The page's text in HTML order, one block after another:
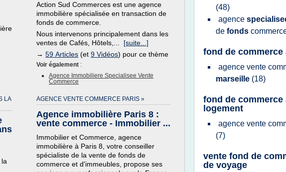
Action Sud Commerces est une agence
immobilière spécialisée en transaction de
fonds de commerce.
Nous intervenons principalement dans les
ventes de Cafés, Hôtels,... [suite...]
→ 59 Articles (et 9 Vidéos) pour ce thème
Voir également :
Agence Immobiliere Specialisee Vente
Commerce
LA
AGENCE VENTE COMMERCE PARIS »
Agence immobilière Paris 8 :
vente commerce - Immobilier ...
Immobilier et Commerce, agence
immobilière à Paris 8, votre conseiller
spécialiste de la vente de fonds de
commerce et d'immeubles, propose ses
(48)
agence
de fonds
fond de commerce
agence vente
marseille (18)
fond de commerce
logement
agence vente
(7)
vente fond de
de voyage